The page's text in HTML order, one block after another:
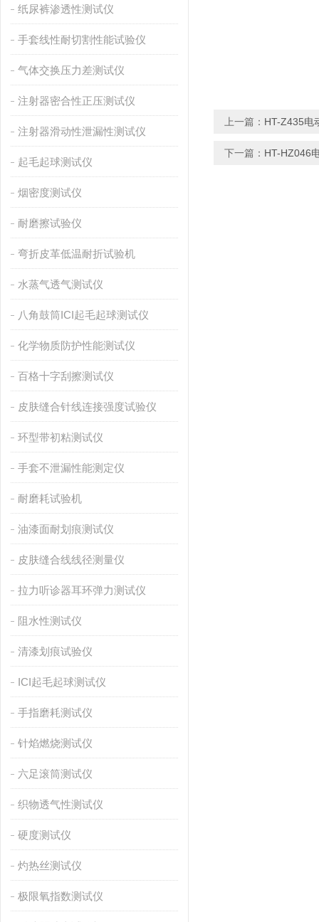
纸尿裤渗透性测试仪
手套线性耐切割性能试验仪
气体交换压力差测试仪
注射器密合性正压测试仪
注射器滑动性泄漏性测试仪
起毛起球测试仪
烟密度测试仪
耐磨擦试验仪
弯折皮革低温耐折试验机
水蒸气透气测试仪
八角鼓筒ICI起毛起球测试仪
化学物质防护性能测试仪
百格十字刮擦测试仪
皮肤缝合针线连接强度试验仪
环型带初粘测试仪
手套不泄漏性能测定仪
耐磨耗试验机
油漆面耐划痕测试仪
皮肤缝合线线径测量仪
拉力听诊器耳环弹力测试仪
阻水性测试仪
清漆划痕试验仪
ICI起毛起球测试仪
手指磨耗测试仪
针焰燃烧测试仪
六足滚筒测试仪
织物透气性测试仪
硬度测试仪
灼热丝测试仪
极限氧指数测试仪
上一篇： HT-Z435电
下一篇： HT-HZ046